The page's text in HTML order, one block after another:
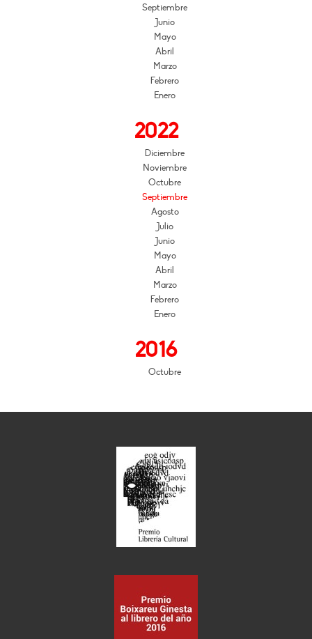
Septiembre
Junio
Mayo
Abril
Marzo
Febrero
Enero
2022
Diciembre
Noviembre
Octubre
Septiembre
Agosto
Julio
Junio
Mayo
Abril
Marzo
Febrero
Enero
2016
Octubre